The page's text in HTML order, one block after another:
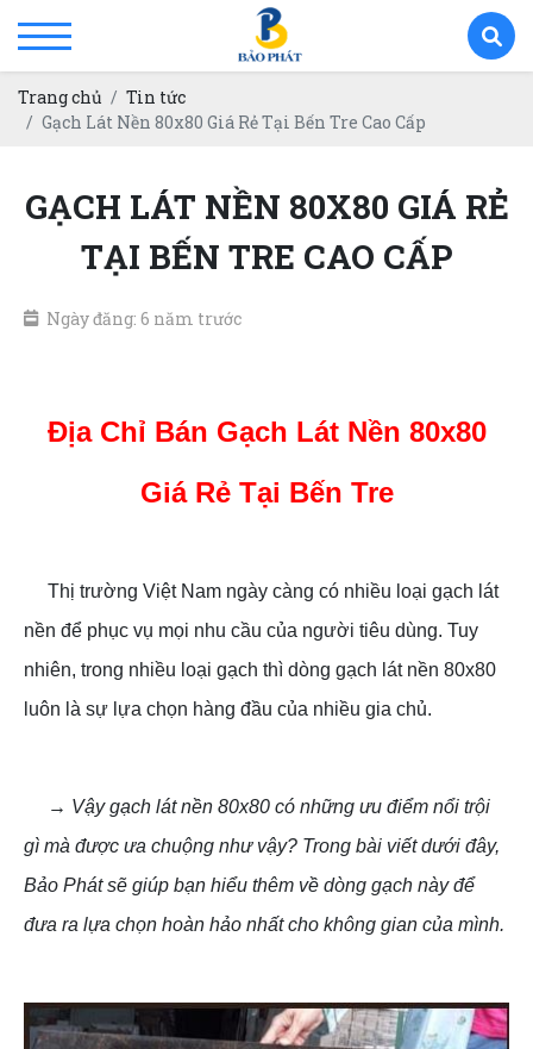
Trang chủ
Tin tức
Gạch Lát Nền 80x80 Giá Rẻ Tại Bến Tre Cao Cấp
GẠCH LÁT NỀN 80X80 GIÁ RẺ
TẠI BẾN TRE CAO CẤP
Ngày đăng: 6 năm trước
Địa Chỉ Bán Gạch Lát Nền 80x80
Giá Rẻ Tại Bến Tre
Thị trường Việt Nam ngày càng có nhiều loại gạch lát
nền để phục vụ mọi nhu cầu của người tiêu dùng. Tuy
nhiên, trong nhiều loại gạch thì dòng gạch lát nền 80x80
luôn là sự lựa chọn hàng đầu của nhiều gia chủ.
→ Vậy gạch lát nền 80x80 có những ưu điểm nổi trội
gì mà được ưa chuộng như vậy? Trong bài viết dưới đây,
Bảo Phát sẽ giúp bạn hiểu thêm về dòng gạch này để
đưa ra lựa chọn hoàn hảo nhất cho không gian của mình.